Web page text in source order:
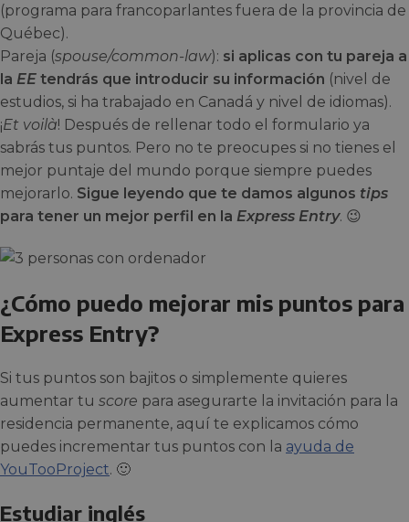
(programa para francoparlantes fuera de la provincia de
Québec).
Pareja (spouse/common-law): si aplicas con tu pareja a
la EE tendrás que introducir su información (nivel de
estudios, si ha trabajado en Canadá y nivel de idiomas).
¡Et voilà! Después de rellenar todo el formulario ya
sabrás tus puntos. Pero no te preocupes si no tienes el
mejor puntaje del mundo porque siempre puedes
mejorarlo. Sigue leyendo que te damos algunos tips
para tener un mejor perfil en la Express Entry. 😉
¿Cómo puedo mejorar mis puntos para
Express Entry?
Si tus puntos son bajitos o simplemente quieres
aumentar tu score para asegurarte la invitación para la
residencia permanente, aquí te explicamos cómo
puedes incrementar tus puntos con la ayuda de
YouTooProject. 🙂
Estudiar inglés